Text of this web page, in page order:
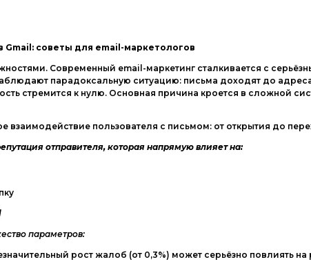
советы для email-маркетологов
Современный email-маркетинг сталкивается с
парадоксальную ситуацию: письма доходят до
стремится к нулю. Основная причина кроется в сложной
взаимодействие пользователя с письмом: от открытия до
отправителя, которая напрямую влияет на:
параметров:
рост жалоб (от 0,3%) может серьёзно повлиять на